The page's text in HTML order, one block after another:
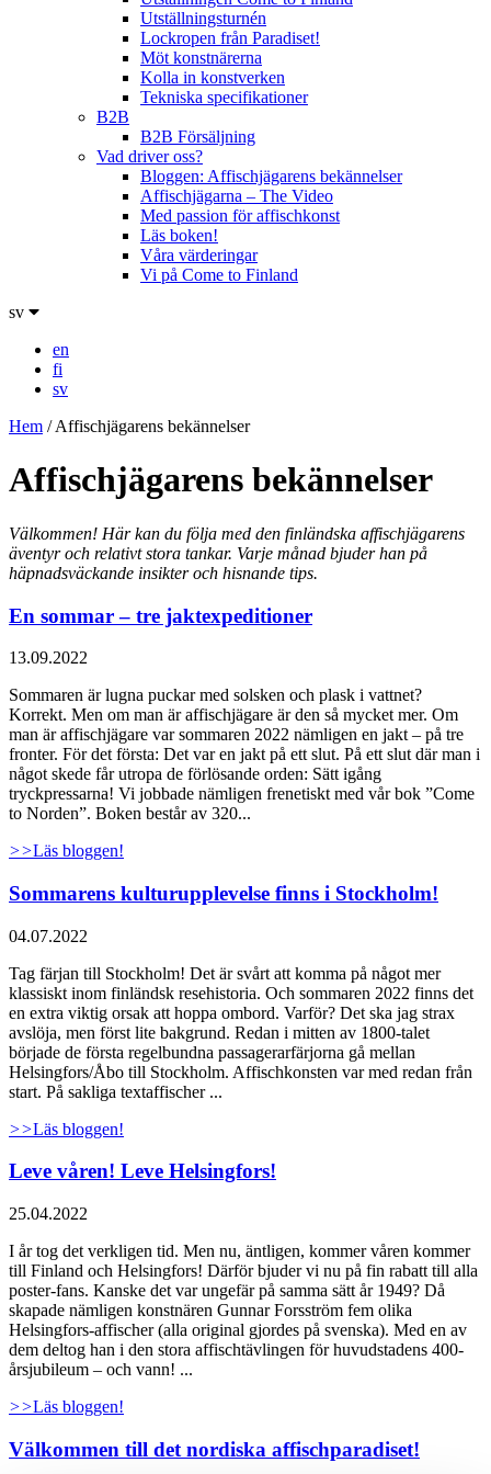
Utställningsturnén
Lockropen från Paradiset!
Möt konstnärerna
Kolla in konstverken
Tekniska specifikationer
B2B
B2B Försäljning
Vad driver oss?
Bloggen: Affischjägarens bekännelser
Affischjägarna – The Video
Med passion för affischkonst
Läs boken!
Våra värderingar
Vi på Come to Finland
sv
en
fi
sv
Hem /Affischjägarens bekännelser
Affischjägarens bekännelser
Välkommen! Här kan du följa med den finländska affischjägarens
äventyr och relativt stora tankar. Varje månad bjuder han på
häpnadsväckande insikter och hisnande tips.
En sommar – tre jaktexpeditioner
13.09.2022
Sommaren är lugna puckar med solsken och plask i vattnet?
Korrekt. Men om man är affischjägare är den så mycket mer. Om
man är affischjägare var sommaren 2022 nämligen en jakt – på tre
fronter. För det första: Det var en jakt på ett slut. På ett slut där man i
något skede får utropa de förlösande orden: Sätt igång
tryckpressarna! Vi jobbade nämligen frenetiskt med vår bok ”Come
to Norden”. Boken består av 320...
>>Läs bloggen!
Sommarens kulturupplevelse finns i Stockholm!
04.07.2022
Tag färjan till Stockholm! Det är svårt att komma på något mer
klassiskt inom finländsk resehistoria. Och sommaren 2022 finns det
en extra viktig orsak att hoppa ombord. Varför? Det ska jag strax
avslöja, men först lite bakgrund. Redan i mitten av 1800-talet
började de första regelbundna passagerarfärjorna gå mellan
Helsingfors/Åbo till Stockholm. Affischkonsten var med redan från
start. På sakliga textaffischer ...
>>Läs bloggen!
Leve våren! Leve Helsingfors!
25.04.2022
I år tog det verkligen tid. Men nu, äntligen, kommer våren kommer
till Finland och Helsingfors! Därför bjuder vi nu på fin rabatt till alla
poster-fans. Kanske det var ungefär på samma sätt år 1949? Då
skapade nämligen konstnären Gunnar Forsström fem olika
Helsingfors-affischer (alla original gjordes på svenska). Med en av
dem deltog han i den stora affischtävlingen för huvudstadens 400-
årsjubileum – och vann! ...
>>Läs bloggen!
Välkommen till det nordiska affischparadiset!